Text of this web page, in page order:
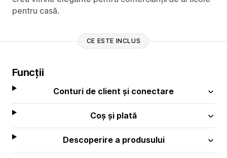
pentru casă.
CE ESTE INCLUS
Funcții
Conturi de client și conectare
Coș și plată
Descoperire a produsului